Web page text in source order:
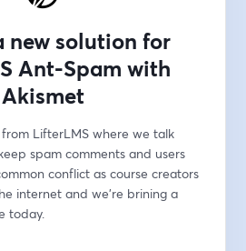
new solution for
Ant-Spam with
Akismet
LifterLMS where we talk
spam comments and users
conflict as course creators
internet and we're brining a
today.